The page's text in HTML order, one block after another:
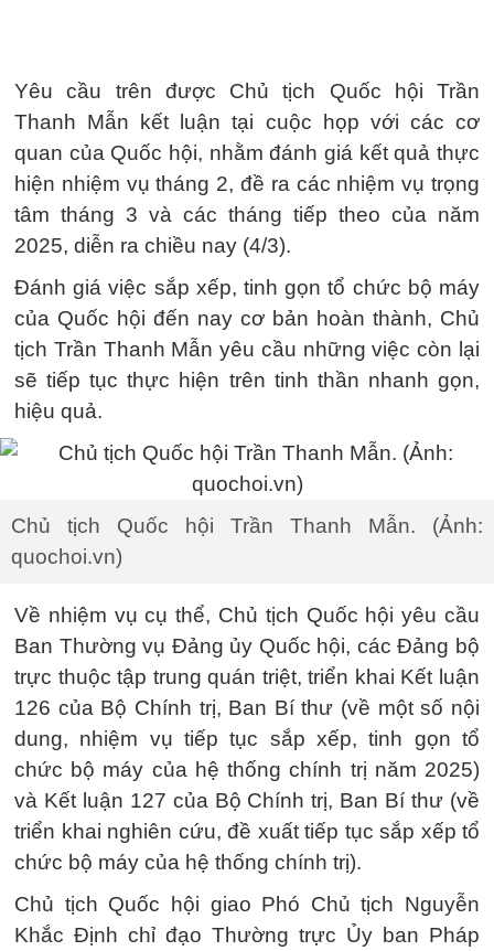
Yêu cầu trên được Chủ tịch Quốc hội Trần
Thanh Mẫn kết luận tại cuộc họp với các cơ
quan của Quốc hội, nhằm đánh giá kết quả thực
hiện nhiệm vụ tháng 2, đề ra các nhiệm vụ trọng
tâm tháng 3 và các tháng tiếp theo của năm
2025, diễn ra chiều nay (4/3).
Đánh giá việc sắp xếp, tinh gọn tổ chức bộ máy
của Quốc hội đến nay cơ bản hoàn thành, Chủ
tịch Trần Thanh Mẫn yêu cầu những việc còn lại
sẽ tiếp tục thực hiện trên tinh thần nhanh gọn,
hiệu quả.
Chủ tịch Quốc hội Trần Thanh Mẫn. (Ảnh:
quochoi.vn)
Về nhiệm vụ cụ thể, Chủ tịch Quốc hội yêu cầu
Ban Thường vụ Đảng ủy Quốc hội, các Đảng bộ
trực thuộc tập trung quán triệt, triển khai Kết luận
126 của Bộ Chính trị, Ban Bí thư (về một số nội
dung, nhiệm vụ tiếp tục sắp xếp, tinh gọn tổ
chức bộ máy của hệ thống chính trị năm 2025)
và Kết luận 127 của Bộ Chính trị, Ban Bí thư (về
triển khai nghiên cứu, đề xuất tiếp tục sắp xếp tổ
chức bộ máy của hệ thống chính trị).
Chủ tịch Quốc hội giao Phó Chủ tịch Nguyễn
Khắc Định chỉ đạo Thường trực Ủy ban Pháp